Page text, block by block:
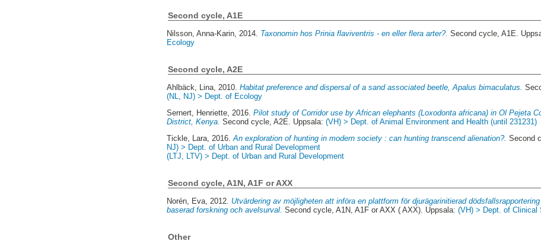
Second cycle, A1E
Nilsson, Anna-Karin, 2014. Taxonomin hos Prinia flaviventris - en eller flera arter?. Second cycle, A1E.
Ecology
Second cycle, A2E
Ahlbäck, Lina, 2010.Habitat preference and dispersal of a sand associated beetle, Apalus bimaculatus.
(NL, NJ) > Dept. of Ecology
Sernert, Henriette, 2016.Pilot study of Corridor use by African elephants (Loxodonta africana) in Ol Pejeta
District, Kenya. Second cycle, A2E. Uppsala:(VH) > Dept. of Animal Environment and Health (until 231231)
Tickle, Lara, 2016.An exploration of hunting in modern society : can hunting transcend alienation?. Second
NJ) > Dept. of Urban and Rural Development
(LTJ, LTV) > Dept. of Urban and Rural Development
Second cycle, A1N, A1F or AXX
Norén, Eva, 2012. Utvärdering av möjligheten att införa en plattform för djurägarinitierad
baserad forskning och avelsurval. Second cycle, A1N, A1F or AXX ( AXX). Uppsala:(VH) > Dept. of Clinical
Other